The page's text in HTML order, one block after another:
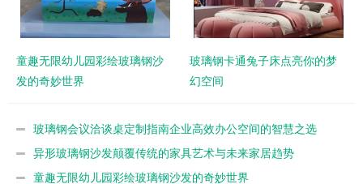
童趣无限幼儿园彩绘玻璃钢沙
发的奇妙世界
玻璃钢卡通兔子床点亮你的梦
幻空间
玻璃钢会议洽谈桌定制指南企业高效办公空间的智慧之选
异形玻璃钢沙发颠覆传统的家具艺术与未来家居趋势
童趣无限幼儿园彩绘玻璃钢沙发的奇妙世界